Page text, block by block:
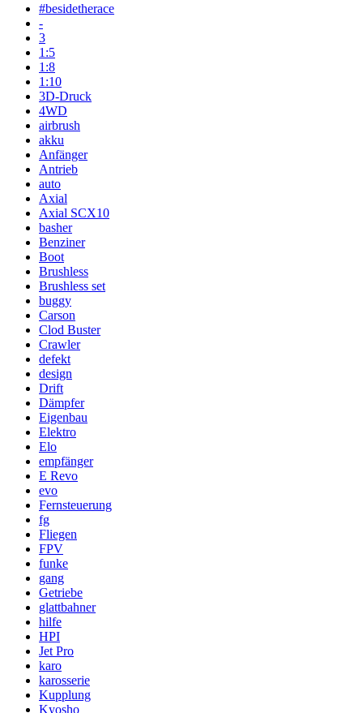
#besidetherace
-
3
1:5
1:8
1:10
3D-Druck
4WD
airbrush
akku
Anfänger
Antrieb
auto
Axial
Axial SCX10
basher
Benziner
Boot
Brushless
Brushless set
buggy
Carson
Clod Buster
Crawler
defekt
design
Drift
Dämpfer
Eigenbau
Elektro
Elo
empfänger
E Revo
evo
Fernsteuerung
fg
Fliegen
FPV
funke
gang
Getriebe
glattbahner
hilfe
HPI
Jet Pro
karo
karosserie
Kupplung
Kyosho